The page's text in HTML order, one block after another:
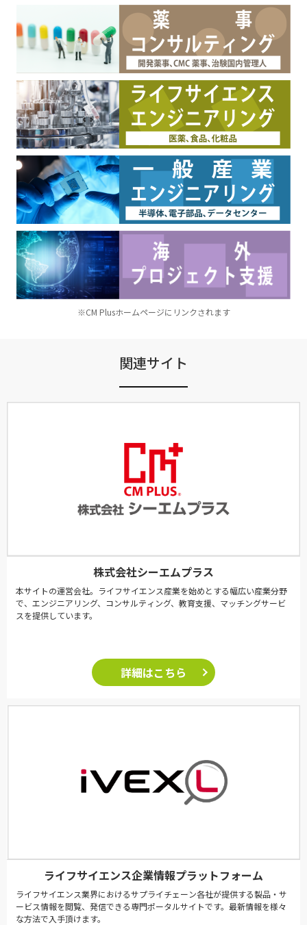
※CM Plusホームページにリンクされます
関連サイト
株式会社シーエムプラス
本サイトの運営会社。ライフサイエンス産業を始めとする幅広い産業分野
で、エンジニアリング、コンサルティング、教育支援、マッチングサービ
スを提供しています。
詳細はこちら
ライフサイエンス企業情報プラットフォーム
ライフサイエンス業界におけるサプライチェーン各社が提供する製品・サ
ービス情報を閲覧、発信できる専門ポータルサイトです。最新情報を様々
な方法で入手頂けます。